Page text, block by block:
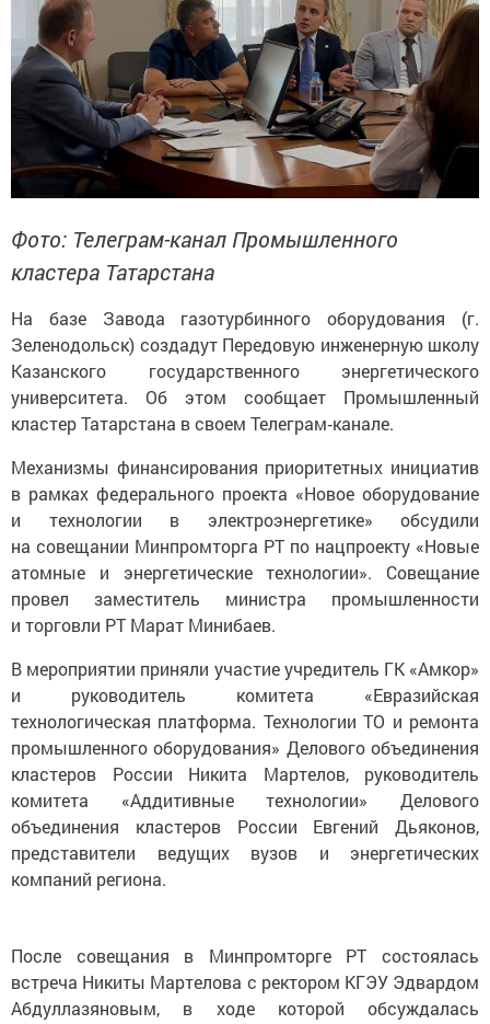
Фото: Телеграм-канал Промышленного
кластера Татарстана
На базе Завода газотурбинного оборудования (г.
Зеленодольск) создадут Передовую инженерную школу
Казанского государственного энергетического
университета. Об этом сообщает Промышленный
кластер Татарстана в своем Телеграм‑канале.
Механизмы финансирования приоритетных инициатив
в рамках федерального проекта «Новое оборудование
и технологии в электроэнергетике» обсудили
на совещании Минпромторга РТ по нацпроекту «Новые
атомные и энергетические технологии». Совещание
провел заместитель министра промышленности
и торговли РТ Марат Минибаев.
В мероприятии приняли участие учредитель ГК «Амкор»
и руководитель комитета «Евразийская
технологическая платформа. Технологии ТО и ремонта
промышленного оборудования» Делового объединения
кластеров России Никита Мартелов, руководитель
комитета «Аддитивные технологии» Делового
объединения кластеров России Евгений Дьяконов,
представители ведущих вузов и энергетических
компаний региона.
После совещания в Минпромторге РТ состоялась
встреча Никиты Мартелова с ректором КГЭУ Эдвардом
Абдуллазяновым, в ходе которой обсуждалась